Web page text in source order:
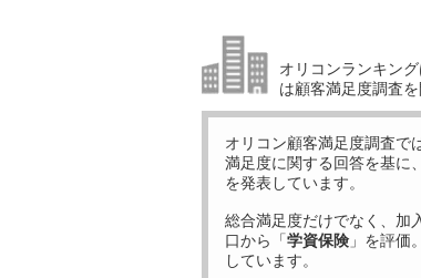
オリコンランキン
は顧客満足度調査
オリコン顧客満足度調査で
満足度に関する回答を基に
を発表しています。
総合満足度だけでなく、加
口から「学資保険 」を評価
しています。